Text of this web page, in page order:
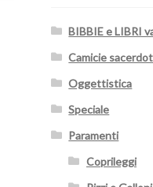
BIBBIE e LIBRI
Camicie
Oggettistica
Speciale
Paramenti
Coprileggi